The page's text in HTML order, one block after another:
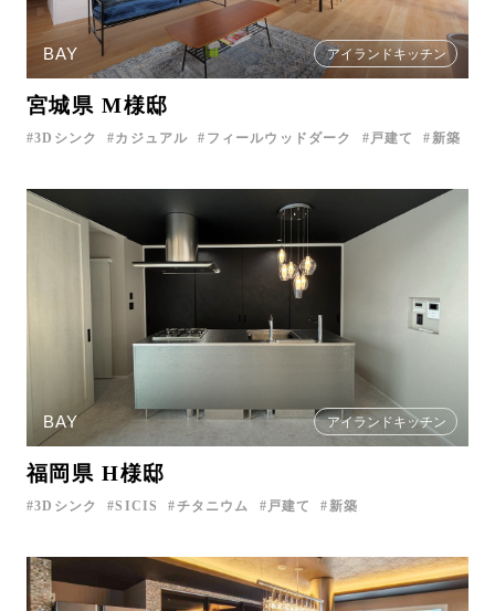
BAY アイランドキッチン
宮城県 M様邸
3Dシンク カジュアル フィールウッドダーク 戸建て 新築
BAY アイランドキッチン
福岡県 H様邸
3Dシンク SICIS チタニウム 戸建て 新築